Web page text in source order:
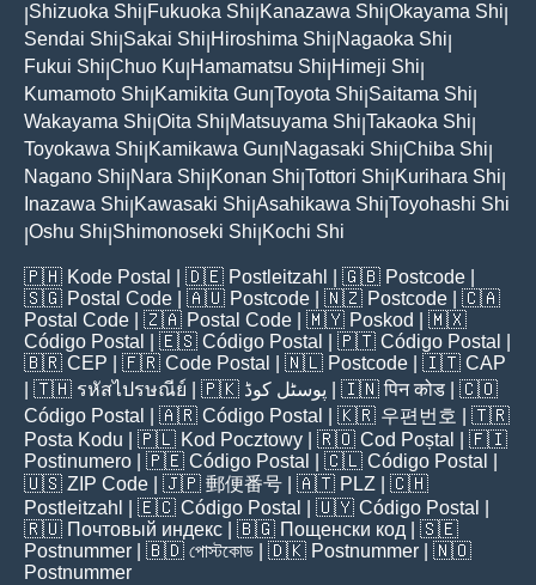
Shizuoka Shi Fukuoka Shi Kanazawa Shi Okayama Shi
Sendai Shi Sakai Shi Hiroshima Shi Nagaoka Shi
Fukui Shi Chuo Ku Hamamatsu Shi Himeji Shi
Kumamoto Shi Kamikita Gun Toyota Shi Saitama Shi
Wakayama Shi Oita Shi Matsuyama Shi Takaoka Shi
Toyokawa Shi Kamikawa Gun Nagasaki Shi Chiba Shi
Nagano Shi Nara Shi Konan Shi Tottori Shi Kurihara Shi
Inazawa Shi Kawasaki Shi Asahikawa Shi Toyohashi Shi
Oshu Shi Shimonoseki Shi Kochi Shi
🇵🇭 Kode Postal | 🇩🇪 Postleitzahl | 🇬🇧 Postcode
🇸🇬 Postal Code | 🇦🇺 Postcode | 🇳🇿 Postcode | 🇨🇦
Postal Code | 🇿🇦 Postal Code | 🇲🇾 Poskod
| 🇲🇽
Código Postal
| 🇪🇸 Código Postal | 🇵🇹 Código Postal
🇧🇷 CEP | 🇫🇷 Code Postal | 🇳🇱 Postcode | 🇮🇹 CAP
| 🇹🇭 รหัสไปรษณีย์ | 🇵🇰 پوسٹل کوڈ | 🇮🇳पिन कोड | 🇨🇴
Código Postal
| 🇦🇷 Código Postal | 🇰🇷 우편번호
| 🇹🇷
Posta Kodu | 🇵🇱 Kod Pocztowy | 🇷🇴 Cod Poștal
| 🇫🇮
Postinumero | 🇵🇪 Código Postal | 🇨🇱 Código Postal
🇺🇸 ZIP Code | 🇯🇵 郵便番号 | 🇦🇹 PLZ | 🇨🇭
Postleitzahl
| 🇪🇨 Código Postal | 🇺🇾 Código Postal
🇷🇺 Почтовый индекс | 🇧🇬 Пощенски код | 🇸🇪
Postnummer | 🇧🇩 পোস্টকোড | 🇩🇰 Postnummer | 🇳🇴
Postnummer